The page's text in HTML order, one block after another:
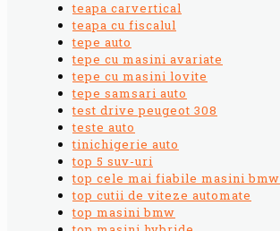
teapa carvertical
teapa cu fiscalul
tepe auto
tepe cu masini avariate
tepe cu masini lovite
tepe samsari auto
test drive peugeot 308
teste auto
tinichigerie auto
top 5 suv-uri
top cele mai fiabile masini bmw
top cutii de viteze automate
top masini bmw